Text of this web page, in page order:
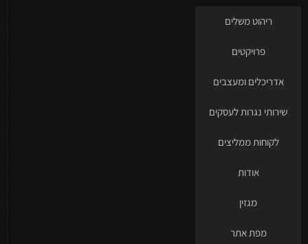
ריהוט משלים
פרויקטים
אדריכלים ומעצבים
שירותי נגרות לעסקים
לקוחות ממליצים
אודות
מגזין
מפת אתר